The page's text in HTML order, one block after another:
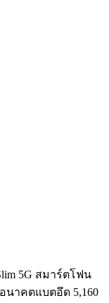
5G สมาร์ตโฟน
นาคตแบตอึด 5,160